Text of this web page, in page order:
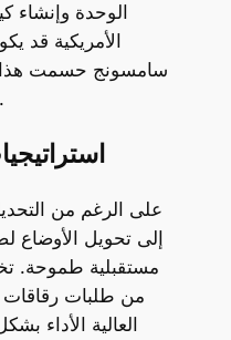
الوحدة
الأمريكية قد
سامسونج حسمت هذا
بفصل وحدة تصنيع الرقاقات.
على الرغم من
إلى تحويل الأوضاع
مستقبلية طموحة.
من طلبات رقاقات